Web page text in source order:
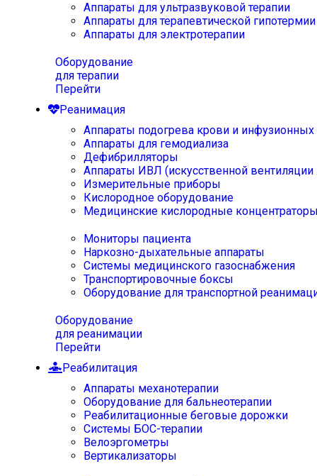
Аппараты для ультразвуковой терапии
Аппараты для терапевтической
Аппараты для электротерапии
Оборудование
для терапии
Перейти
Реанимация
Аппараты подогрева крови и инфузионных
Аппараты для гемодиализа
Дефибрилляторы
Аппараты ИВЛ (искусственной вентиляции
Измерительные приборы
Кислородное оборудование
Медицинские кислородные
Мониторы пациента
Наркозно-дыхательные аппараты
Системы медицинского газоснабжения
Транспортировочные боксы
Оборудование для транспортной
Оборудование
для реанимации
Перейти
Реабилитация
Аппараты механотерапии
Оборудование для бальнеотерапии
Реабилитационные беговые дорожки
Системы БОС-терапии
Велоэргометры
Вертикализаторы